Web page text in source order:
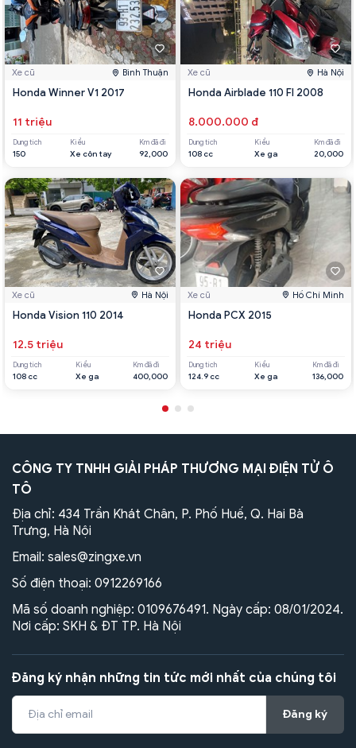
Xe cũ Bình Thuận
Honda Winner V1 2017
11 triệu
Dung tích
150
Kiểu
Xe côn tay
Km đã đi
92,000
Xe cũ Hà Nội
Honda Vision 110 2014
12.5 triệu
Dung tích
108 cc
Kiểu
Xe ga
Km đã đi
400,000
Xe cũ Hà Nội
Honda Airblade 110 FI 2008
8.000.000 đ
Dung tích
108 cc
Kiểu
Xe ga
Km đã đi
20,000
Xe cũ Hồ Chí Minh
Honda PCX 2015
24 triệu
Dung tích
124.9 cc
Kiểu
Xe ga
Km đã đi
136,000
CÔNG TY TNHH GIẢI PHÁP THƯƠNG MẠI ĐIỆN TỬ Ô
TÔ
Địa chỉ: 434 Trần Khát Chân, P. Phố Huế, Q. Hai Bà
Trưng, Hà Nội
Email: sales@zingxe.vn
Số điện thoại: 0912269166
Mã số doanh nghiệp: 0109676491. Ngày cấp: 08/01/2024.
Nơi cấp: SKH & ĐT TP. Hà Nội
Đăng ký nhận những tin tức mới nhất của chúng tôi
Đăng ký